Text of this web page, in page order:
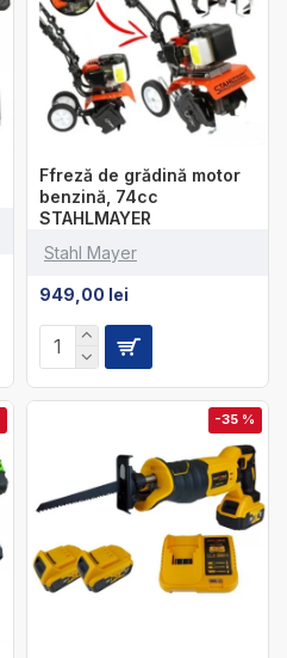
Stahl Mayer
Ffreză de grădină motor
benzină, 74cc
STAHLMAYER
949,00 lei
-35 %